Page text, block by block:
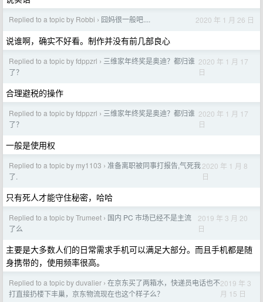
Replied to a topic by Robbi › 囧妈很一般吧.... 2020 年 1 月 26 日
说谁啊，确实不好看。制作并没有前几部良心
Replied to a topic by fdppzrl › 三维家年终奖是奥迪？都归谁
了？
2020 年 1 月 17
日
合理避税的操作
Replied to a topic by fdppzrl › 三维家年终奖是奥迪？都归谁
了？
2020 年 1 月 17
日
一般是使用权
Replied to a topic by my1103 › 准备离职被同事打报告,气死我
了.
2020 年 1 月 8
日
只有死人才能守住秘密，哈哈
Replied to a topic by Trumeet › 国内 PC 市场已经不是主流
了么
2019 年 3 月 20
日
主要是大多数人们的日常需求手机可以满足大部分。而且手机都是随
身携带的，使用频率很高。
Replied to a topic by duvalier › 在京东买了两箱水，快递员电话也不
打直接扔楼下丰巢，京东物流现在也这个样子么？
2019 年 3
月 15 日